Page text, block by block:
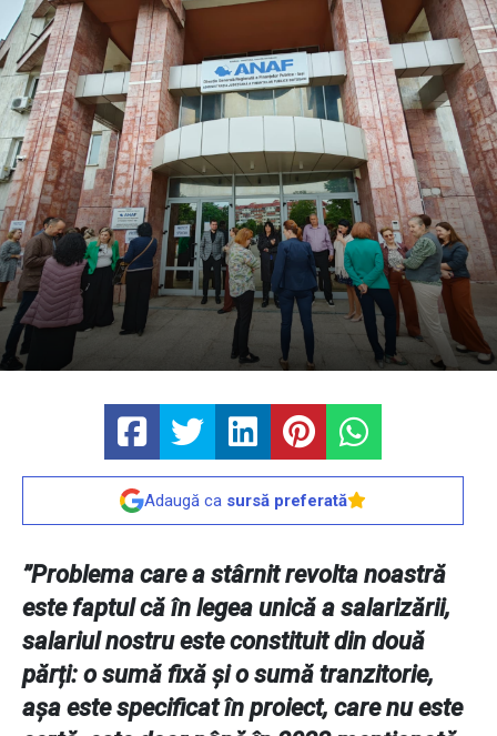
Adaugă ca sursă preferată
”Problema care a stârnit revolta noastră
este faptul că în legea unică a salarizării,
salariul nostru este constituit din două
părți: o sumă fixă și o sumă tranzitorie,
așa este specificat în proiect, care nu este